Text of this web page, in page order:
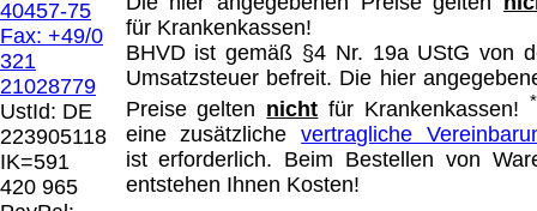
40457-75
Fax: +49/0
321
21028779
UstId: DE
223905118
IK=591
420 965
für Krankenkassen!
BHVD ist gemäß §4 Nr. 19a UStG von
Umsatzsteuer befreit. Die hier
Preise gelten nicht für Krankenkassen!
eine zusätzlichevertragliche
ist erforderlich. Beim Bestellen von
entstehen Ihnen Kosten!
Hilfsmittel Vertrieb Dresden,
Mit einem Urteil vom 12.05.1998 - 312 O
85/98 - Haftung für Links hat das Landgericht
Hamburg entschieden, dass man durch die
Anbringung eines Links, die Inhalte der
gelinkten Seite ggf. mit zu verantworten hat.
Dieses kann nur dadurch verhindert werden,